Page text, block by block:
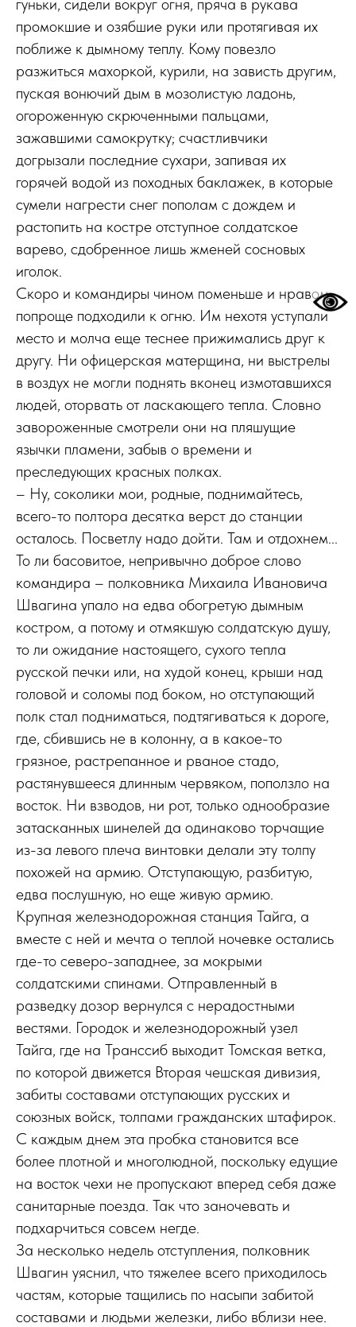
гуньки, сидели вокруг огня, пряча в рукава
промокшие и озябшие руки или протягивая их
поближе к дымному теплу. Кому повезло
разжиться махоркой, курили, на зависть другим,
пуская вонючий дым в мозолистую ладонь,
огороженную скрюченными пальцами,
зажавшими самокрутку; счастливчики
догрызали последние сухари, запивая их
горячей водой из походных баклажек, в которые
сумели нагрести снег пополам с дождем и
растопить на костре отступное солдатское
варево, сдобренное лишь жменей сосновых
иголок.
Скоро и командиры чином поменьше и нравом
попроще подходили к огню. Им нехотя уступали
место и молча еще теснее прижимались друг к
другу. Ни офицерская матерщина, ни выстрелы
в воздух не могли поднять вконец измотавшихся
людей, оторвать от ласкающего тепла. Словно
завороженные смотрели они на пляшущие
язычки пламени, забыв о времени и
преследующих красных полках.
– Ну, соколики мои, родные, поднимайтесь,
всего-то полтора десятка верст до станции
осталось. Посветлу надо дойти. Там и отдохнем...
То ли басовитое, непривычно доброе слово
командира – полковника Михаила Ивановича
Швагина упало на едва обогретую дымным
костром, а потому и отмякшую солдатскую душу,
то ли ожидание настоящего, сухого тепла
русской печки или, на худой конец, крыши над
головой и соломы под боком, но отступающий
полк стал подниматься, подтягиваться к дороге,
где, сбившись не в колонну, а в какое-то
грязное, растрепанное и рваное стадо,
растянувшееся длинным червяком, поползло на
восток. Ни взводов, ни рот, только однообразие
затасканных шинелей да одинаково торчащие
из-за левого плеча винтовки делали эту толпу
похожей на армию. Отступающую, разбитую,
едва послушную, но еще живую армию.
Крупная железнодорожная станция Тайга, а
вместе с ней и мечта о теплой ночевке остались
где-то северо-западнее, за мокрыми
солдатскими спинами. Отправленный в
разведку дозор вернулся с нерадостными
вестями. Городок и железнодорожный узел
Тайга, где на Транссиб выходит Томская ветка,
по которой движется Вторая чешская дивизия,
забиты составами отступающих русских и
союзных войск, толпами гражданских штафирок.
С каждым днем эта пробка становится все
более плотной и многолюдной, поскольку едущие
на восток чехи не пропускают вперед себя даже
санитарные поезда. Так что заночевать и
подхарчиться совсем негде.
За несколько недель отступления, полковник
Швагин уяснил, что тяжелее всего приходилось
частям, которые тащились по насыпи забитой
составами и людьми железки, либо вблизи нее.